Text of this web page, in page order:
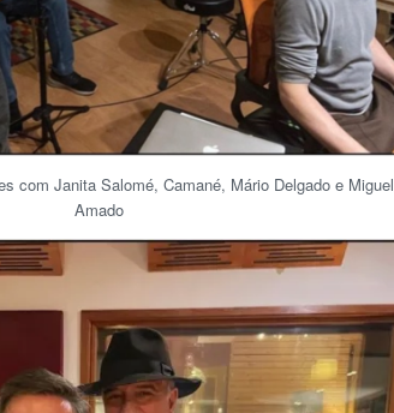
com Janita Salomé, Camané, Mário Delgado e Miguel
Amado